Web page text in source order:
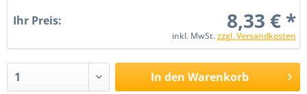
Ihr Preis: 8,33 € *
inkl. MwSt.zzgl. Versandkosten
In den Warenkorb